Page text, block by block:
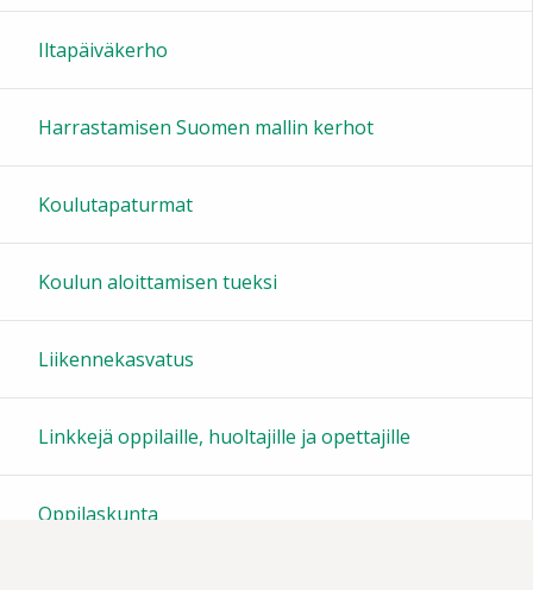
20:00
21:00
Iltapäiväkerho
Harrastamisen Suomen mallin kerhot
Koulutapaturmat
Koulun aloittamisen tueksi
Liikennekasvatus
Linkkejä oppilaille, huoltajille ja opettajille
Oppilaskunta